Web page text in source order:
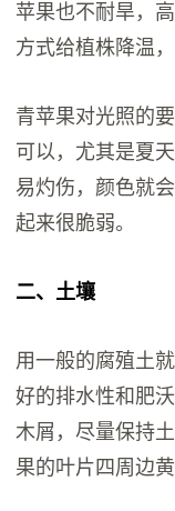
苹果也不耐旱，
方式给植株降温
青苹果对光照的
可以，尤其是夏
易灼伤，颜色就
起来很脆弱。
二、土壤
用一般的腐殖土
好的排水性和肥
木屑，尽量保持
果的叶片四周边